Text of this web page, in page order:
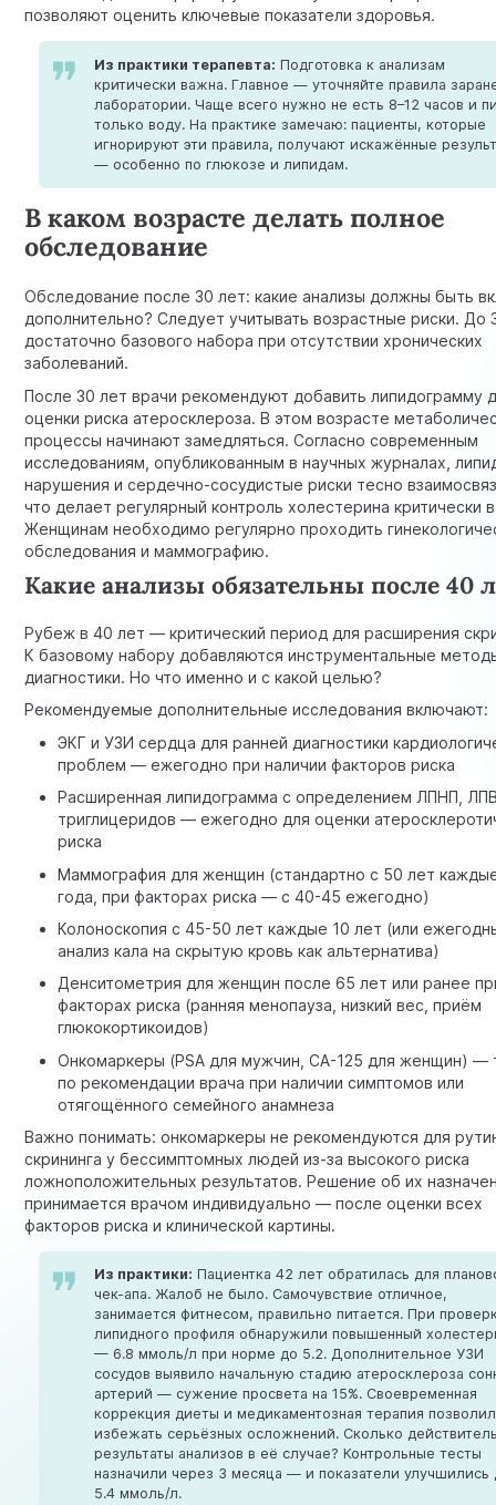
позволяют оценить ключевые показатели здоровья.
Из практики терапевта: Подготовка к анализам
критически важна. Главное — уточняйте правила
лаборатории. Чаще всего нужно не есть 8–12 часов и
только воду. На практике замечаю: пациенты, которые
игнорируют эти правила, получают искажённые
— особенно по глюкозе и липидам.
В каком возрасте делать полное
обследование
Обследование после 30 лет: какие анализы должны быть
дополнительно? Следует учитывать возрастные риски. До
достаточно базового набора при отсутствии хронических
заболеваний.
После 30 лет врачи рекомендуют добавить липидограмму
оценки риска атеросклероза. В этом возрасте
процессы начинают замедляться. Согласно современным
исследованиям, опубликованным в научных журналах,
нарушения и сердечно-сосудистые риски тесно
что делает регулярный контроль холестерина критически
Женщинам необходимо регулярно проходить
обследования и маммографию.
Какие анализы обязательны после 40
Рубеж в 40 лет — критический период для расширения
К базовому набору добавляются инструментальные
диагностики. Но что именно и с какой целью?
Рекомендуемые дополнительные исследования включают:
ЭКГ иУЗИ сердца для ранней диагностики
проблем — ежегодно при наличии факторов риска
Расширенная липидограмма с определением ЛПНП,
триглицеридов — ежегодно для оценки
риска
Маммография для женщин (стандартно с 50 лет
года, при факторах риска — с 40-45 ежегодно)
Колоноскопия с 45-50 лет каждые 10 лет (или
анализ кала на скрытую кровь как альтернатива)
Денситометрия для женщин после 65 лет или ранее
факторах риска (ранняя менопауза, низкий вес, приём
глюкокортикоидов)
Онкомаркеры (PSA для мужчин, CA-125 для женщин) —
по рекомендации врача при наличии симптомов или
отягощённого семейного анамнеза
Важно понимать: онкомаркеры не рекомендуются для
скрининга у бессимптомных людей из-за высокого риска
ложноположительных результатов. Решение об их
принимается врачом индивидуально — после оценки всех
факторов риска и клинической картины.
Из практики: Пациентка 42 лет обратилась для
чек-апа. Жалоб не было. Самочувствие отличное,
занимается фитнесом, правильно питается. При
липидного профиля обнаружили повышенный
— 6.8 ммоль/л при норме до 5.2. Дополнительное УЗИ
сосудов выявило начальную стадию атеросклероза
артерий — сужение просвета на 15%. Своевременная
коррекция диеты и медикаментозная терапия
избежать серьёзных осложнений. Сколько
результаты анализов в её случае? Контрольные тесты
назначили через 3 месяца — и показатели улучшились
5.4 ммоль/л.